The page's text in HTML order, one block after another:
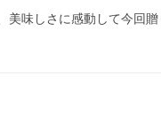
味しさに感動して今回